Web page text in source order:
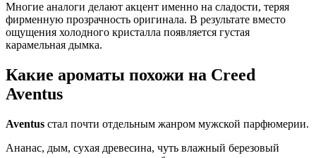
Многие аналоги делают акцент именно на сладости, теряя
фирменную прозрачность оригинала. В результате вместо
ощущения холодного кристалла появляется густая
карамельная дымка.
Какие ароматы похожи на Creed
Aventus
Aventus стал почти отдельным жанром мужской парфюмерии.
Ананас, дым, сухая древесина, чуть влажный березовый